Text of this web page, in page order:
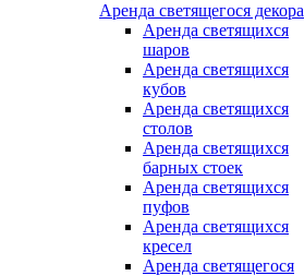
Аренда светящегося декора
Аренда светящихся
шаров
Аренда светящихся
кубов
Аренда светящихся
столов
Аренда светящихся
барных стоек
Аренда светящихся
пуфов
Аренда светящихся
кресел
Аренда светящегося